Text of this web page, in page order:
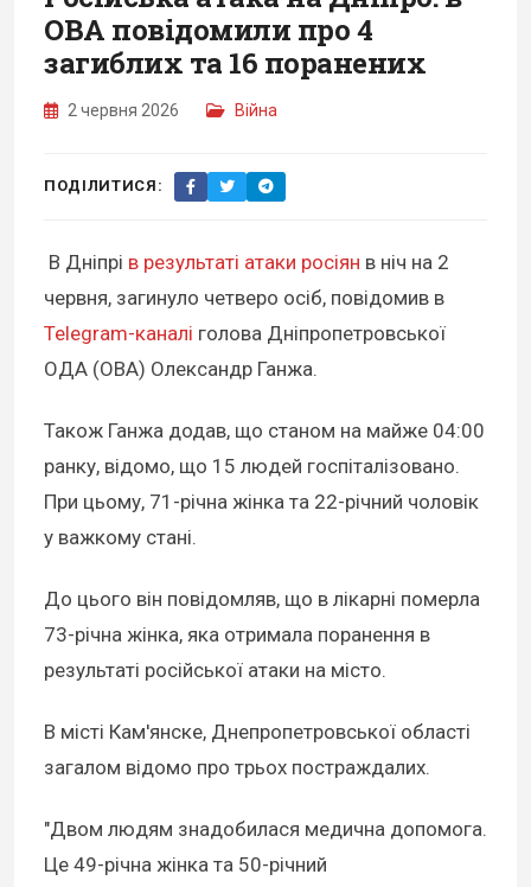
ОВА повідомили про 4
загиблих та 16 поранених
2 червня 2026 Війна
ПОДІЛИТИСЯ:
В Дніпрі в результаті атаки росіян в ніч на 2
червня, загинуло четверо осіб, повідомив в
Telegram-каналі голова Дніпропетровської
ОДА (ОВА) Олександр Ганжа.
Також Ганжа додав, що станом на майже 04:00
ранку, відомо, що 15 людей госпіталізовано.
При цьому, 71-річна жінка та 22-річний чоловік
у важкому стані.
До цього він повідомляв, що в лікарні померла
73-річна жінка, яка отримала поранення в
результаті російської атаки на місто.
В місті Кам'янске, Днепропетровської області
загалом відомо про трьох постраждалих.
"Двом людям знадобилася медична допомога.
Це 49-річна жінка та 50-річний